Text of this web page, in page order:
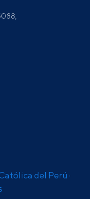
del Perú ·